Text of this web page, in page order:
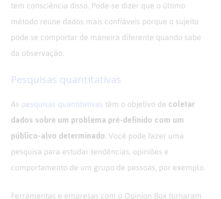
tem consciência disso. Pode-se dizer que o último
método reúne dados mais confiáveis porque o sujeito
pode se comportar de maneira diferente quando sabe
da observação.
Pesquisas quantitativas
As pesquisas quantitativas têm o objetivo de coletar
dados sobre um problema pré-definido com um
público-alvo determinado. Você pode fazer uma
pesquisa para estudar tendências, opiniões e
comportamento de um grupo de pessoas, por exemplo.
Ferramentas e empresas com o Opinion Box tornaram